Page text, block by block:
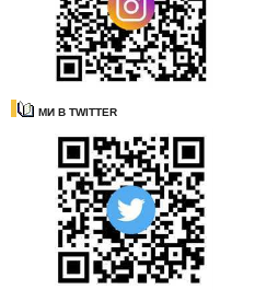
МИ В TWITTER